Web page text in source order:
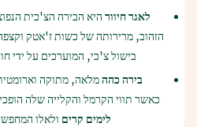
לאגר חיוור היא הבירה הצ'כית
הזהוב, מרירותה של כשות ז'אטק
בישול צ'כי, המוערכים על ידי
בירה כההמלאה, מתוקה
כאשר תווי הקרמל והקלייה שלה
לימים קרים ולאלו